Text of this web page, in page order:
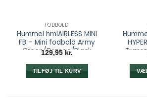
FODBOLD
Hummel hmlAIRLESS MINI
FB – Mini fodbold Army
Green/Orange/Black
129,95 kr.
TILFØJ TIL KURV